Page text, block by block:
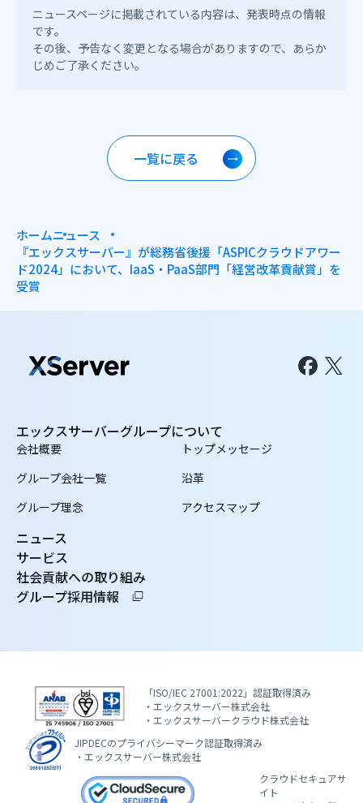
ニュースページに掲載されている内容は、発表時点の情報
です。
その後、予告なく変更となる場合がありますので、あらか
じめご了承ください。
一覧に戻る
ホームニュース
『エックスサーバー』が総務省後援「ASPICクラウドアワー
ド2024」において、IaaS・PaaS部門「経営改革貢献賞」を
受賞
エックスサーバーグループについて
会社概要
グループ会社一覧
グループ理念
トップメッセージ
沿革
アクセスマップ
ニュース
サービス
社会貢献への取り組み
グループ採用情報
「ISO/IEC 27001:2022」認証取得済み
・エックスサーバー株式会社
・エックスサーバークラウド株式会社
JIPDECのプライバシーマーク認証取得済み
・エックスサーバー株式会社
クラウドセキュアサ
イト